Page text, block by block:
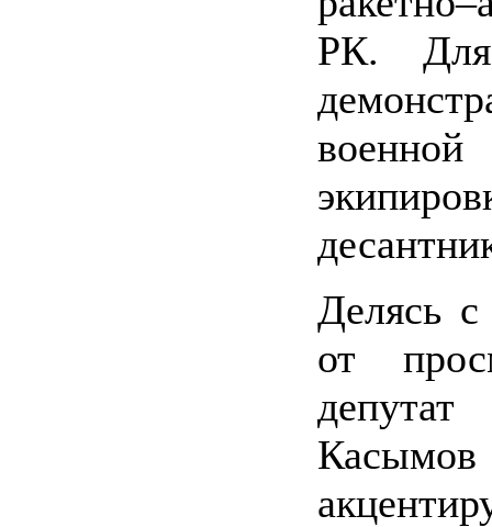
РК. Для
военной
Делясь с
от
Касымов